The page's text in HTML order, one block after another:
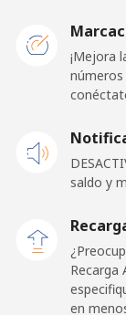
Celular
Línea fija
Gibraltar
¡Mejora
saldo y
en